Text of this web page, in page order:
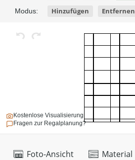
Foto-Ansicht Material
Kostenlose Visualisierung
Fragen zur Regalplanung?
Modus: Hinzufügen Entfernen